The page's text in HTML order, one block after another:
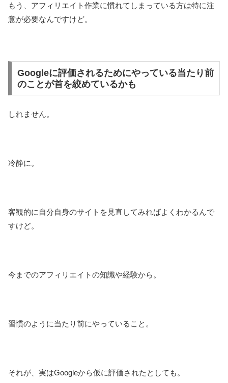
もう、アフィリエイト作業に慣れてしまっている方は特に注
意が必要なんですけど。
Googleに評価されるためにやっている当たり前
のことが首を絞めているかも
しれません。
冷静に。
客観的に自分自身のサイトを見直してみればよくわかるんで
すけど。
今までのアフィリエイトの知識や経験から。
習慣のように当たり前にやっていること。
それが、実はGoogleから仮に評価されたとしても。